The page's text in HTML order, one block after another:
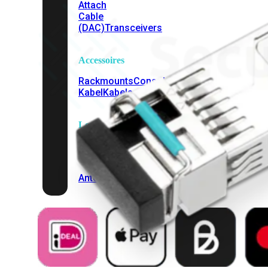
Attach
Cable
(DAC)Transceivers
Accessoires
RackmountsConsole
KabelKabels
Losse
&
Vervangende
Onderdelen
Antennes OnderdelenVoedingen